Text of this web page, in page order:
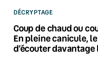
DÉCRYPTAGE
Coup de chaud ou
En pleine canicule,
d’écouter davantage